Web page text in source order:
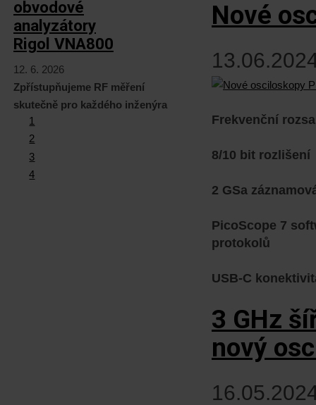
Nové
Frekvenční
8/10 bit rozlišení
2 GSa
PicoScope 7
protokolů
USB-C
3 GHz
nový
obvodové
analyzátory
Rigol VNA800
12. 6. 2026
Zpřístupňujeme RF měření
skutečně pro každého inženýra
1
2
3
4